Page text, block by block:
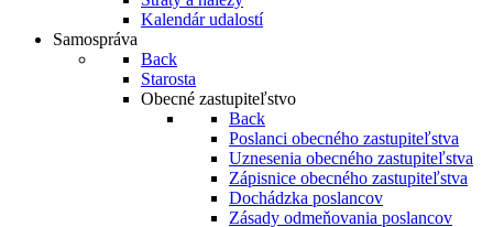
Kalendár udalostí
Samospráva
Back
Starosta
Obecné zastupiteľstvo
Back
Poslanci obecného zastupiteľstva
Uznesenia obecného zastupiteľstva
Zápisnice obecného zastupiteľstva
Dochádzka poslancov
Zásady odmeňovania poslancov